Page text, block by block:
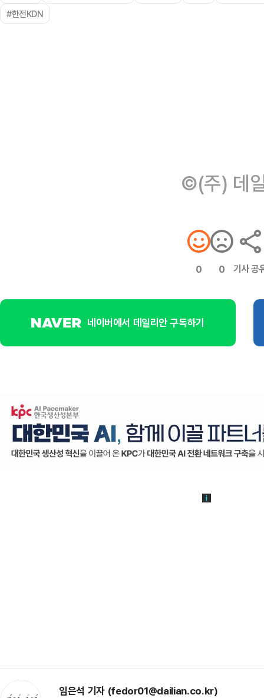
#한전KDN
©(주) 데
0 0 기사 공
네이버에서 데일리안 구독하기
임은석 기자 (fedor01@dailian.co.kr)